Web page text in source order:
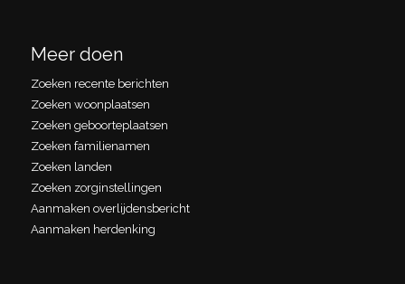
Meer doen
Zoeken recente berichten
Zoeken woonplaatsen
Zoeken geboorteplaatsen
Zoeken familienamen
Zoeken landen
Zoeken zorginstellingen
Aanmaken overlijdensbericht
Aanmaken herdenking